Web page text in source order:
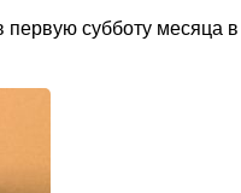
субботу месяца в